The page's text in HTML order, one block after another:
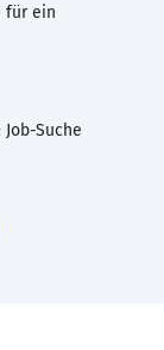
für ein
Suche